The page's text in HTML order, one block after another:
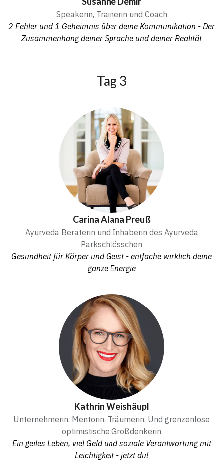
Speakerin, Trainerin und Coach
2 Fehler und 1 Geheimnis über deine Kommunikation - Der
Zusammenhang deiner Sprache und deiner Realität
Tag 3
Carina Alana Preuß
Ayurveda Beraterin und Inhaberin des Ayurveda
Parkschlösschen
Gesundheit für Körper und Geist - entfache wirklich deine
ganze Energie
Kathrin Weishäupl
Unternehmerin. Mentorin. Träumerin. Und grenzenlose
optimistische Großdenkerin
Ein geiles Leben, viel Geld und soziale Verantwortung mit
Leichtigkeit - jetzt du!